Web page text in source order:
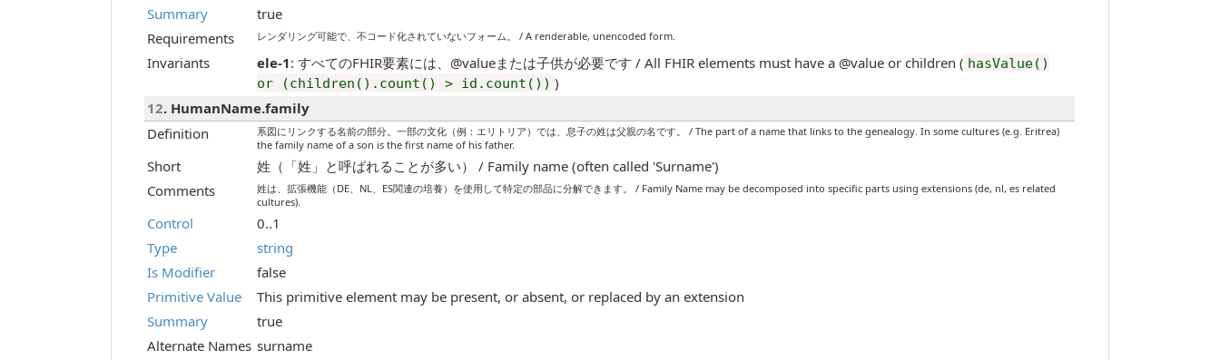
Summary
true
Requirements
レンダリング可能で、不コード化されていないフォーム。 / A renderable, unencoded form.
Invariants ele-1: すべてのFHIR要素には、@valueまたは子供が必要です / All FHIR elements must have a @value or children ( hasValue()
or (children().count() > id.count()) )
12. HumanName.family
Definition
系図にリンクする名前の部分。一部の文化（例：エリトリア）では、息子の姓は父親の名です。 / The part of a name that links to the genealogy. In some cultures (e.g. Eritrea)
the family name of a son is the first name of his father.
Short
姓（「姓」と呼ばれることが多い） / Family name (often called 'Surname')
Comments
姓は、拡張機能（DE、NL、ES関連の培養）を使用して特定の部品に分解できます。 / Family Name may be decomposed into specific parts using extensions (de, nl, es related
cultures).
Control
0..1
Type
string
Is Modifier
false
Primitive Value
This primitive element may be present, or absent, or replaced by an extension
Summary
true
Alternate Names surname